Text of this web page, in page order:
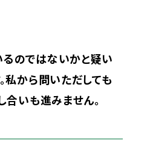
のではないかと疑い
私から問いただしても
合いも進みません。